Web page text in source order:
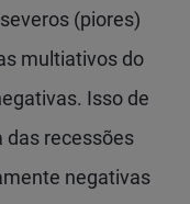
(piores)
multiativos do
Isso de
das recessões
negativas